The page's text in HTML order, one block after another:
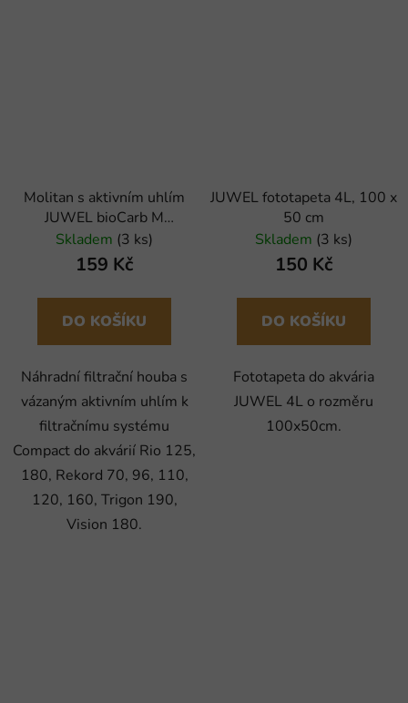
Molitan s aktivním uhlím
JUWEL bioCarb M
(Compact)
Skladem (3 ks)
159 Kč
DO KOŠÍKU
Náhradní filtrační houba s
vázaným aktivním uhlím k
filtračnímu systému
Compact do akvárií Rio 125,
180, Rekord 70, 96, 110,
120, 160, Trigon 190,
Vision 180.
JUWEL fototapeta 4L, 100 x
50 cm
Skladem (3 ks)
150 Kč
DO KOŠÍKU
Fototapeta do akvária
JUWEL 4L o rozměru
100x50cm.